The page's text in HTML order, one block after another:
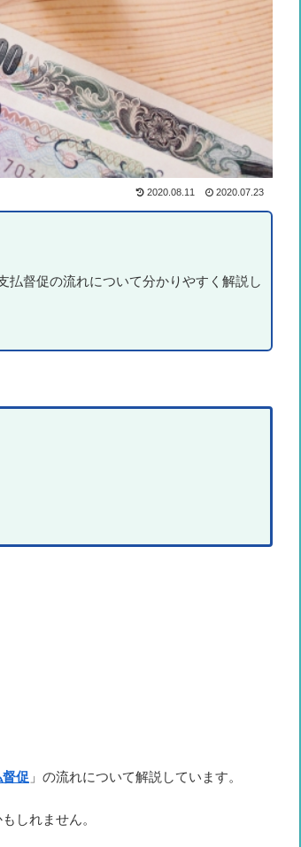
2020.08.11 2020.07.23
払督促の流れについて分かりやすく解説し
促 」の流れについて解説しています。
しれません。